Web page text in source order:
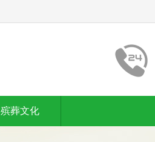
殡葬文化